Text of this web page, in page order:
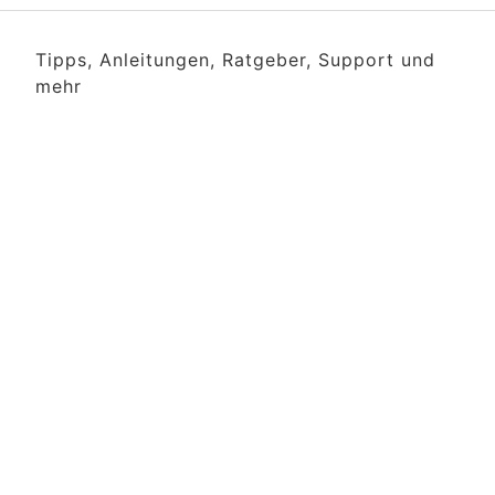
Tipps, Anleitungen, Ratgeber, Support und
mehr